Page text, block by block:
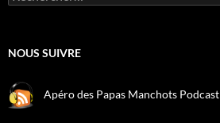
NOUS SUIVRE
Apéro des Papas Manchots Podcast